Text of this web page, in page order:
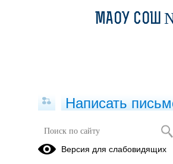
Нормативные правовые
сфере профилактики
МАОУ СОШ
Написать
Версия для слабовидящих